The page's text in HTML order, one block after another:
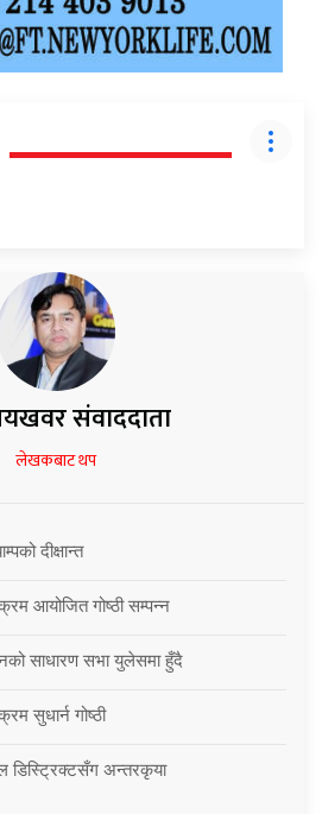
संवाददाता
लेखकबाट थप
दीक्षान्त
आयोजित गोष्ठी सम्पन्न
साधारण सभा युलेसमा हुँदै
सुधार्न गोष्ठी
डिस्ट्रिक्टसँग अन्तरकृया